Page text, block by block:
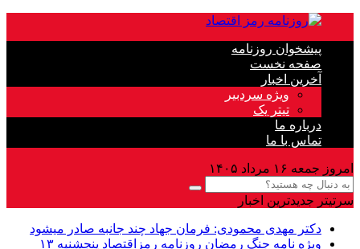
پیشخوان روزنامه
صفحه نخست
آخرین اخبار
ویژه سردبیر
تیتر یک
درباره ما
تماس با ما
امروز جمعه ۱۶ مرداد ۱۴۰۵
سرتیتر جدیدترین اخبار
دکتر مهدى محمودى: فرمان جهاد چند جانبه صادر میشود
ویژه نامه جنگ رمضان روزنامه رمزاقتصاد پنجشنبه ۱۳